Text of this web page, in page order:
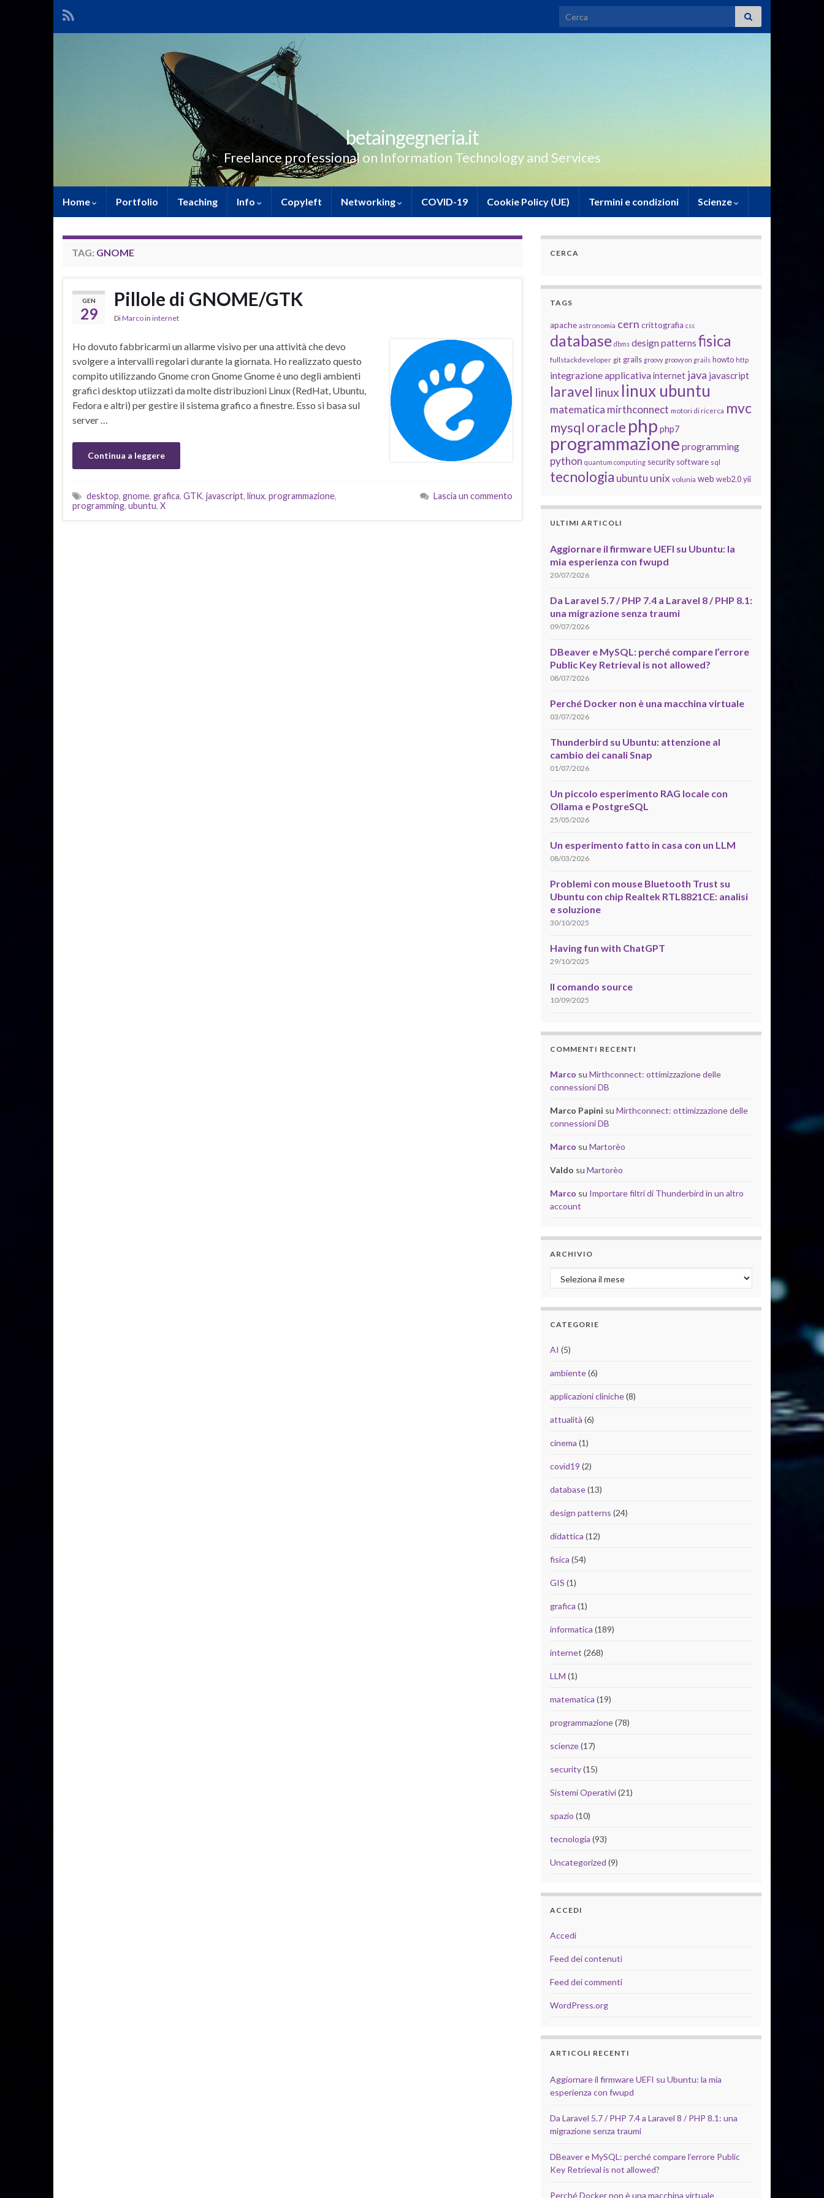
Search for:
betaingegneria.it
Freelance professional on Information Technology and Services
Home Portfolio Teaching Info Copyleft Networking COVID-19 Cookie Policy (UE) Termini e condizioni Scienze
TAG: GNOME
GEN
29
Pillole di GNOME/GTK
DiMarcoin internet
Ho dovuto fabbricarmi un allarme visivo per una attività che devo
svolgere a intervalli regolari durante la giornata. Ho realizzato questo
compito utilizzando Gnome cron Gnome Gnome è uno degli ambienti
grafici desktop utiizzati da molte distribuzioni Linux (RedHat, Ubuntu,
Fedora e altri) per gestire il sistema grafico a finestre. Esso si basa sul
server …
Continua a leggere
desktop, gnome, grafica, GTK, javascript, linux, programmazione,
programming, ubuntu, X
Lascia un commento
CERCA
TAGS
apache astronomia cern crittografia css
database dbms design patterns fisica
fullstackdeveloper git grails groovy groovy on grails howto http
integrazione applicativainternet java javascript
laravel linux linux ubuntu
matematica mirthconnect motori di ricerca mvc
mysql oracle php php7
programmazione programming
python quantum computing security software sql
tecnologia ubuntu unix volunia web web2.0 yii
ULTIMI ARTICOLI
Aggiornare il firmware UEFI su Ubuntu: la
mia esperienza con fwupd
20/07/2026
Da Laravel 5.7 / PHP 7.4 a Laravel 8 / PHP 8.1:
una migrazione senza traumi
09/07/2026
DBeaver e MySQL: perché compare l’errore
Public Key Retrieval is not allowed?
08/07/2026
Perché Docker non è una macchina virtuale
03/07/2026
Thunderbird su Ubuntu: attenzione al
cambio dei canali Snap
01/07/2026
Un piccolo esperimento RAG locale con
Ollama e PostgreSQL
25/05/2026
Un esperimento fatto in casa con un LLM
08/03/2026
Problemi con mouse Bluetooth Trust su
Ubuntu con chip Realtek RTL8821CE: analisi
e soluzione
30/10/2025
Having fun with ChatGPT
29/10/2025
Il comando source
10/09/2025
COMMENTI RECENTI
Marco su Mirthconnect: ottimizzazione delle
connessioni DB
Marco Papini su Mirthconnect: ottimizzazione delle
connessioni DB
Marco su Martorèo
Valdo su Martorèo
Marco su Importare filtri di Thunderbird in un altro
account
ARCHIVIO
Archivio
CATEGORIE
AI (5)
ambiente(6)
applicazioni cliniche(8)
attualità (6)
cinema (1)
covid19 (2)
database(13)
design patterns (24)
didattica (12)
fisica (54)
GIS (1)
grafica (1)
informatica (189)
internet (268)
LLM (1)
matematica (19)
programmazione(78)
scienze(17)
security(15)
Sistemi Operativi(21)
spazio (10)
tecnologia (93)
Uncategorized (9)
ACCEDI
Accedi
Feed dei contenuti
Feed dei commenti
WordPress.org
ARTICOLI RECENTI
Aggiornare il firmware UEFI su Ubuntu: la mia
esperienza con fwupd
Da Laravel 5.7 / PHP 7.4 a Laravel 8 / PHP 8.1: una
migrazione senza traumi
DBeaver e MySQL: perché compare l’errore Public
Key Retrieval is not allowed?
Perché Docker non è una macchina virtuale